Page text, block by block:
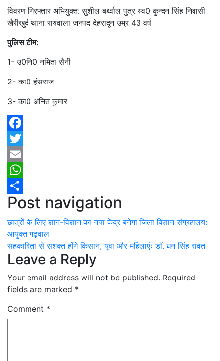
विवरण गिरफ्तार अभियुक्त: सुशील बर्थ्वाल पुत्र स्व0 कुन्दन सिंह निवासी
खैरीखुर्द थाना रायवाला जनपद देहरादून उम्र 43 वर्ष
पुलिस टीम:
1- उ0नि0 नमिता सैनी
2- का0 हंसराज
3- का0 अनित कुमार
Facebook
Twitter
Email
WhatsApp
Share
Post navigation
छात्रों के लिए ज्ञान-विज्ञान का नया केंद्र बनेगा जिला विज्ञान संग्रहालय:
आयुक्त गढ़वाल
सहकारिता से सशक्त होंगे किसान, युवा और महिलाएंः डॉ. धन सिंह रावत
Leave a Reply
Your email address will not be published. Required
fields are marked *
Comment *